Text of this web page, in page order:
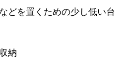
どを置くための少し低い台
納